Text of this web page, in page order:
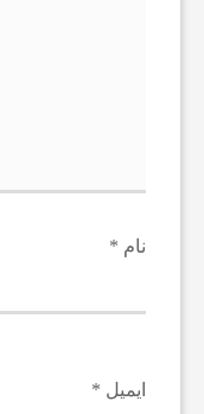
نام *
ایمیل *